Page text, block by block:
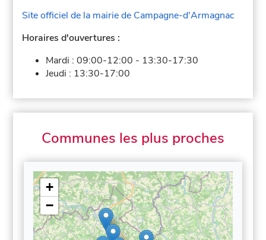
Site officiel de la mairie de Campagne-d'Armagnac
Horaires d'ouvertures :
Mardi :09:00-12:00 - 13:30-17:30
Jeudi : 13:30-17:00
Communes les plus proches
+
−